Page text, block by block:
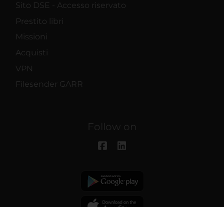
Sito DSE - Accesso riservato
Prestito libri
Missioni
Acquisti
VPN
Filesender GARR
Follow on